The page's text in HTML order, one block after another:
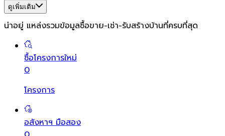
ดูเพิ่มเติม
น่าอยู่ แหล่งรวมข้อมูลซื้อขาย-เช่า-รับสร้างบ้านที่ครบที่สุด
ซื้อโครงการใหม่
0
โครงการ
อสังหาฯ มือสอง